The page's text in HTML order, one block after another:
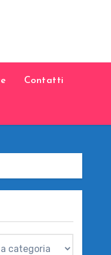
Contatti